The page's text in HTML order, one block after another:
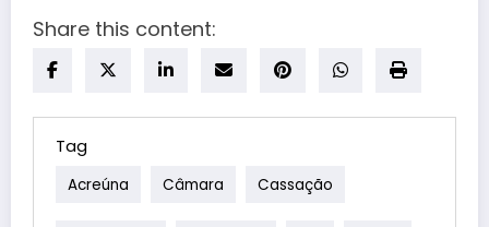
Share this content:
Tag
Acreúna Câmara Cassação